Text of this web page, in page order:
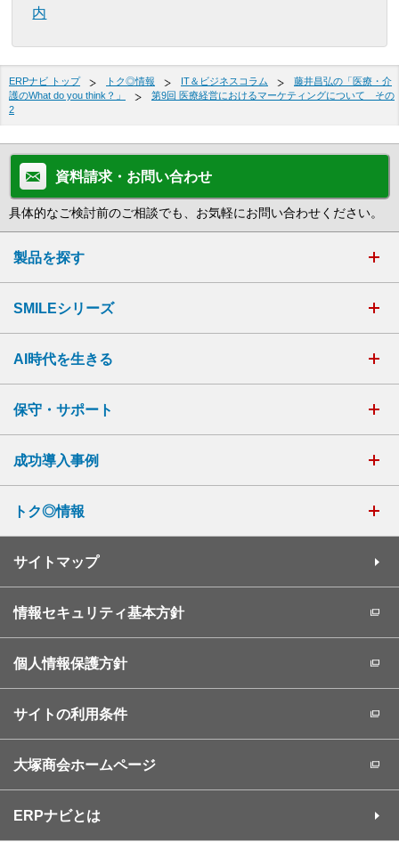
内
ERPナビ トップ トク◎情報 IT＆ビジネスコラム
藤井昌弘の「医療・介
護のWhat do you think？」
第9回 医療経営におけるマーケティングについて その
2
資料請求・お問い合わせ
具体的なご検討前のご相談でも、お気軽にお問い合わせください。
製品を探す
SMILEシリーズ
AI時代を生きる
保守・サポート
成功導入事例
トク◎情報
サイトマップ
情報セキュリティ基本方針
個人情報保護方針
サイトの利用条件
大塚商会ホームページ
ERPナビとは